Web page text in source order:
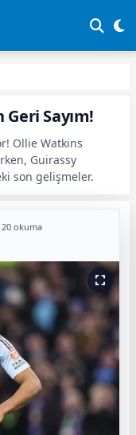
Sayım!
Ollie Watkins
Guirassy
son gelişmeler.
okuma